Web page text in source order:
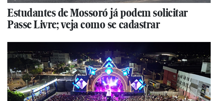
Estudantes de Mossoró já podem solicitar
Passe Livre; veja como se cadastrar